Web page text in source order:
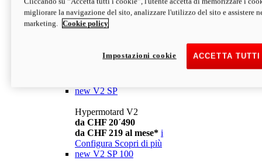
da CHF 13´990
Configura Scopri di più
newV2
da CHF 15´990
new V2 SP
Hypermotard V2
da CHF 20´490
da CHF 219 al mese* i
Configura Scopri di più
new V2 SP 100
migliorare la navigazione del sito, analizzare l'utilizzo del sito e assistere
marketing.
Cookie policy
ACCETTA
Impostazioni cookie